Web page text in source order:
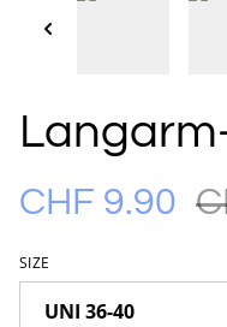
CHF 9.90
SIZE